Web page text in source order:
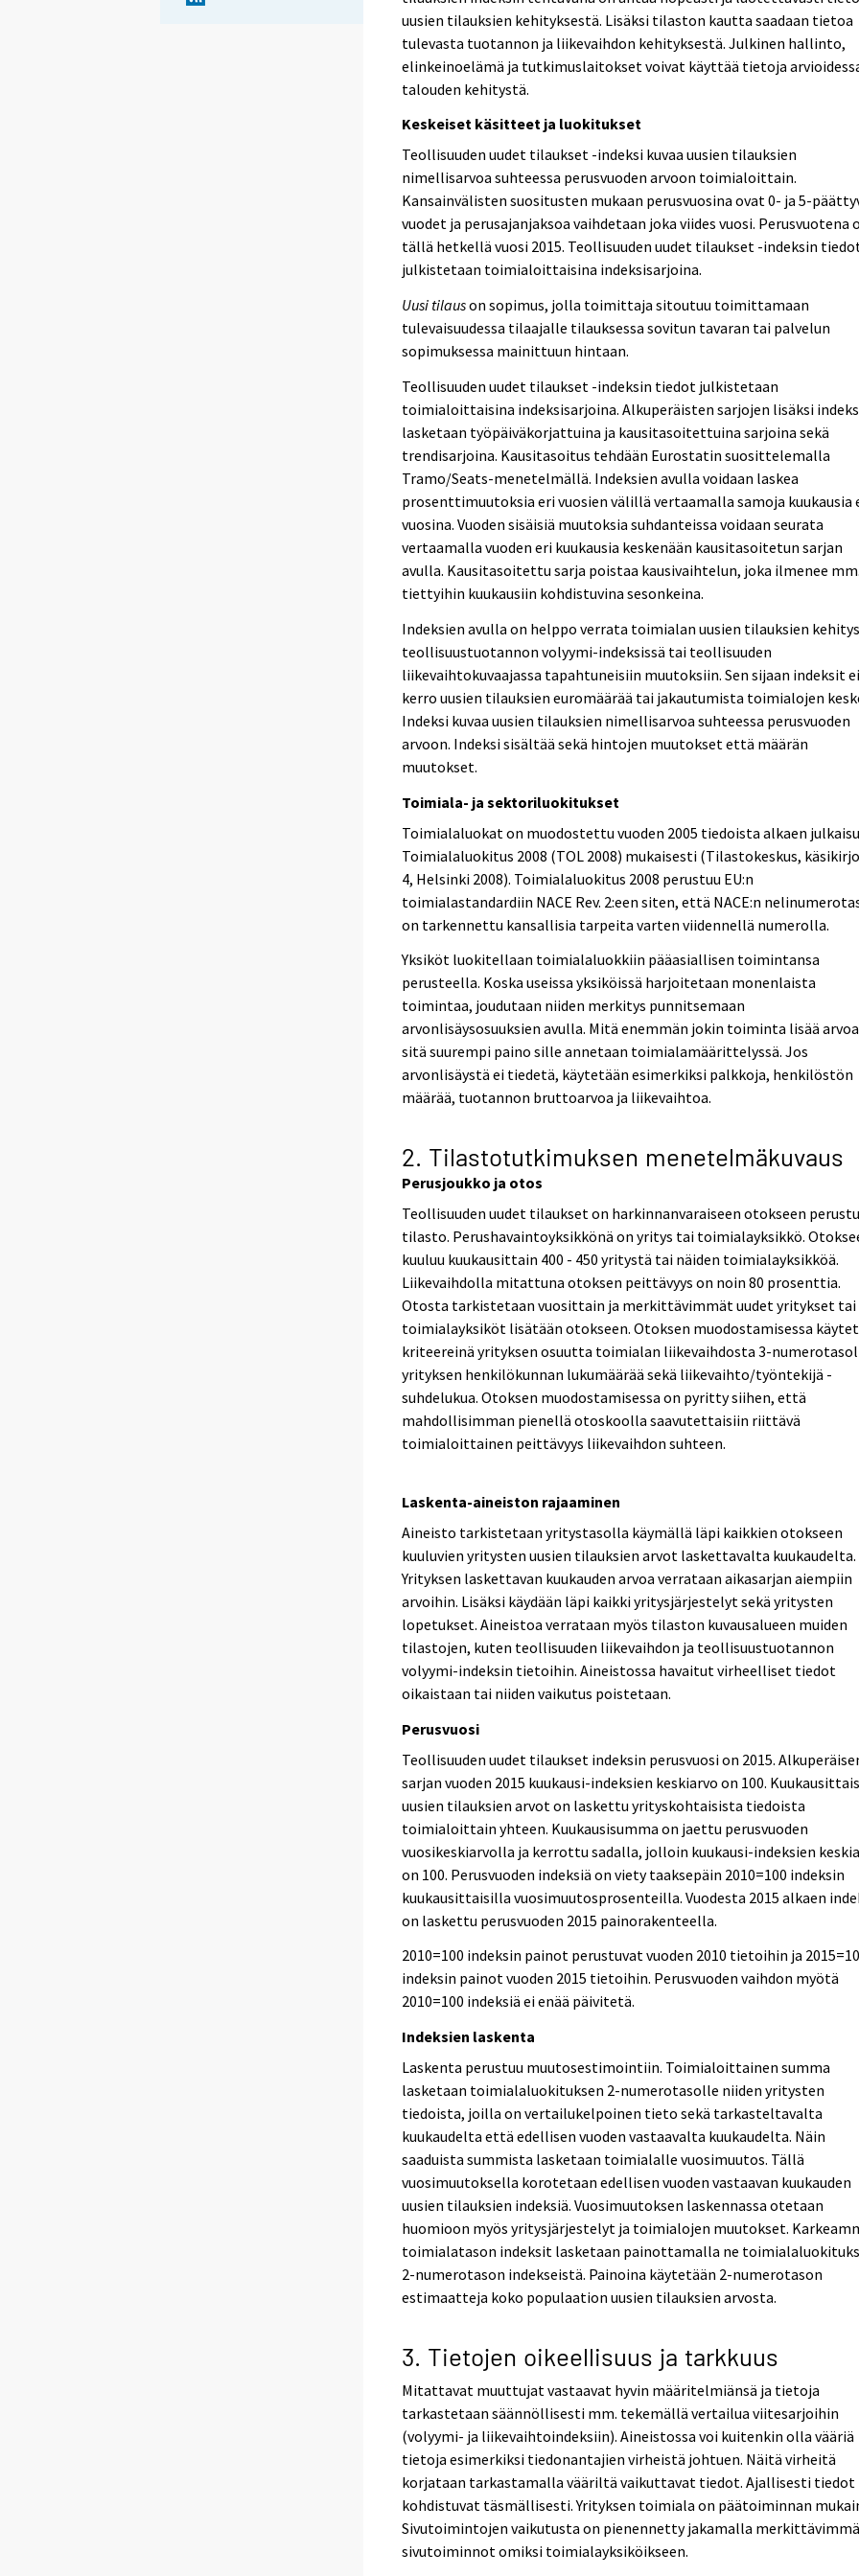
uusien tilauksien kehityksestä. Lisäksi tilaston kautta saadaan tietoa
tulevasta tuotannon ja liikevaihdon kehityksestä. Julkinen hallinto,
elinkeinoelämä ja tutkimuslaitokset voivat käyttää tietoja
talouden kehitystä.
Keskeiset käsitteet ja luokitukset
Teollisuuden uudet tilaukset -indeksi kuvaa uusien tilauksien
nimellisarvoa suhteessa perusvuoden arvoon toimialoittain.
Kansainvälisten suositusten mukaan perusvuosina ovat 0- ja 5-
vuodet ja perusajanjaksoa vaihdetaan joka viides vuosi. Perusvuotena
tällä hetkellä vuosi 2015. Teollisuuden uudet tilaukset -indeksin
julkistetaan toimialoittaisina indeksisarjoina.
Uusi tilauson sopimus, jolla toimittaja sitoutuu toimittamaan
tulevaisuudessa tilaajalle tilauksessa sovitun tavaran tai palvelun
sopimuksessa mainittuun hintaan.
Teollisuuden uudet tilaukset -indeksin tiedot julkistetaan
toimialoittaisina indeksisarjoina. Alkuperäisten sarjojen lisäksi
lasketaan työpäiväkorjattuina ja kausitasoitettuina sarjoina sekä
trendisarjoina. Kausitasoitus tehdään Eurostatin suosittelemalla
Tramo/Seats-menetelmällä. Indeksien avulla voidaan laskea
prosenttimuutoksia eri vuosien välillä vertaamalla samoja kuukausia
vuosina. Vuoden sisäisiä muutoksia suhdanteissa voidaan seurata
vertaamalla vuoden eri kuukausia keskenään kausitasoitetun sarjan
avulla. Kausitasoitettu sarja poistaa kausivaihtelun, joka ilmenee mm.
tiettyihin kuukausiin kohdistuvina sesonkeina.
Indeksien avulla on helppo verrata toimialan uusien tilauksien
teollisuustuotannon volyymi-indeksissä tai teollisuuden
liikevaihtokuvaajassa tapahtuneisiin muutoksiin. Sen sijaan indeksit
kerro uusien tilauksien euromäärää tai jakautumista toimialojen
Indeksi kuvaa uusien tilauksien nimellisarvoa suhteessa perusvuoden
arvoon. Indeksi sisältää sekä hintojen muutokset että määrän
muutokset.
Toimiala- ja sektoriluokitukset
Toimialaluokat on muodostettu vuoden 2005 tiedoista alkaen
Toimialaluokitus 2008 (TOL 2008) mukaisesti (Tilastokeskus,
4, Helsinki 2008). Toimialaluokitus 2008 perustuu EU:n
toimialastandardiin NACE Rev. 2:een siten, että NACE:n
on tarkennettu kansallisia tarpeita varten viidennellä numerolla.
Yksiköt luokitellaan toimialaluokkiin pääasiallisen toimintansa
perusteella. Koska useissa yksiköissä harjoitetaan monenlaista
toimintaa, joudutaan niiden merkitys punnitsemaan
arvonlisäysosuuksien avulla. Mitä enemmän jokin toiminta lisää
sitä suurempi paino sille annetaan toimialamäärittelyssä. Jos
arvonlisäystä ei tiedetä, käytetään esimerkiksi palkkoja, henkilöstön
määrää, tuotannon bruttoarvoa ja liikevaihtoa.
2. Tilastotutkimuksen menetelmäkuvaus
Perusjoukko ja otos
Teollisuuden uudet tilaukset on harkinnanvaraiseen otokseen
tilasto. Perushavaintoyksikkönä on yritys tai toimialayksikkö.
kuuluu kuukausittain 400 - 450 yritystä tai näiden toimialayksikköä.
Liikevaihdolla mitattuna otoksen peittävyys on noin 80 prosenttia.
Otosta tarkistetaan vuosittain ja merkittävimmät uudet yritykset tai
toimialayksiköt lisätään otokseen. Otoksen muodostamisessa
kriteereinä yrityksen osuutta toimialan liikevaihdosta 3-
yrityksen henkilökunnan lukumäärää sekä liikevaihto/työntekijä -
suhdelukua. Otoksen muodostamisessa on pyritty siihen, että
mahdollisimman pienellä otoskoolla saavutettaisiin riittävä
toimialoittainen peittävyys liikevaihdon suhteen.
Laskenta-aineiston rajaaminen
Aineisto tarkistetaan yritystasolla käymällä läpi kaikkien otokseen
kuuluvien yritysten uusien tilauksien arvot laskettavalta kuukaudelta.
Yrityksen laskettavan kuukauden arvoa verrataan aikasarjan aiempiin
arvoihin. Lisäksi käydään läpi kaikki yritysjärjestelyt sekä yritysten
lopetukset. Aineistoa verrataan myös tilaston kuvausalueen muiden
tilastojen, kuten teollisuuden liikevaihdon ja teollisuustuotannon
volyymi-indeksin tietoihin. Aineistossa havaitut virheelliset tiedot
oikaistaan tai niiden vaikutus poistetaan.
Perusvuosi
Teollisuuden uudet tilaukset indeksin perusvuosi on 2015.
sarjan vuoden 2015 kuukausi-indeksien keskiarvo on 100.
uusien tilauksien arvot on laskettu yrityskohtaisista tiedoista
toimialoittain yhteen. Kuukausisumma on jaettu perusvuoden
vuosikeskiarvolla ja kerrottu sadalla, jolloin kuukausi-indeksien
on 100. Perusvuoden indeksiä on viety taaksepäin 2010=100 indeksin
kuukausittaisilla vuosimuutosprosenteilla. Vuodesta 2015 alkaen
on laskettu perusvuoden 2015 painorakenteella.
2010=100 indeksin painot perustuvat vuoden 2010 tietoihin ja
indeksin painot vuoden 2015 tietoihin. Perusvuoden vaihdon myötä
2010=100 indeksiä ei enää päivitetä.
Indeksien laskenta
Laskenta perustuu muutosestimointiin. Toimialoittainen summa
lasketaan toimialaluokituksen 2-numerotasolle niiden yritysten
tiedoista, joilla on vertailukelpoinen tieto sekä tarkasteltavalta
kuukaudelta että edellisen vuoden vastaavalta kuukaudelta. Näin
saaduista summista lasketaan toimialalle vuosimuutos. Tällä
vuosimuutoksella korotetaan edellisen vuoden vastaavan kuukauden
uusien tilauksien indeksiä. Vuosimuutoksen laskennassa otetaan
huomioon myös yritysjärjestelyt ja toimialojen muutokset.
toimialatason indeksit lasketaan painottamalla ne
2-numerotason indekseistä. Painoina käytetään 2-numerotason
estimaatteja koko populaation uusien tilauksien arvosta.
3. Tietojen oikeellisuus ja tarkkuus
Mitattavat muuttujat vastaavat hyvin määritelmiänsä ja tietoja
tarkastetaan säännöllisesti mm. tekemällä vertailua viitesarjoihin
(volyymi- ja liikevaihtoindeksiin). Aineistossa voi kuitenkin olla vääriä
tietoja esimerkiksi tiedonantajien virheistä johtuen. Näitä virheitä
korjataan tarkastamalla vääriltä vaikuttavat tiedot. Ajallisesti tiedot
kohdistuvat täsmällisesti. Yrityksen toimiala on päätoiminnan
Sivutoimintojen vaikutusta on pienennetty jakamalla
sivutoiminnot omiksi toimialayksiköikseen.